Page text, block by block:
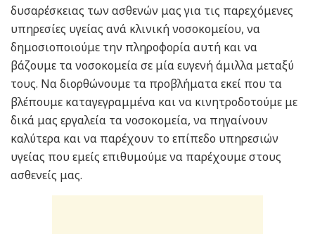
δυσαρέσκειας των ασθενών μας για τις παρεχόμενες
υπηρεσίες υγείας ανά κλινική νοσοκομείου, να
δημοσιοποιούμε την πληροφορία αυτή και να
βάζουμε τα νοσοκομεία σε μία ευγενή άμιλλα μεταξύ
τους. Να διορθώνουμε τα προβλήματα εκεί που τα
βλέπουμε καταγεγραμμένα και να κινητροδοτούμε με
δικά μας εργαλεία τα νοσοκομεία, να πηγαίνουν
καλύτερα και να παρέχουν το επίπεδο υπηρεσιών
υγείας που εμείς επιθυμούμε να παρέχουμε στους
ασθενείς μας.